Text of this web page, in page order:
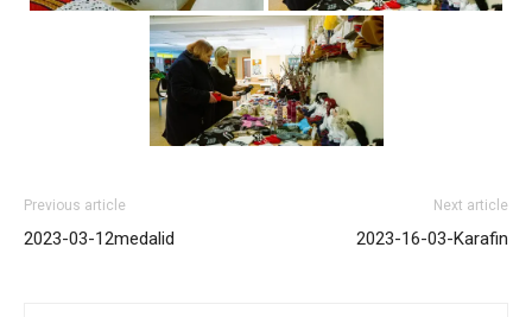
Previous article
2023-03-12medalid
Next article
2023-16-03-Karafin